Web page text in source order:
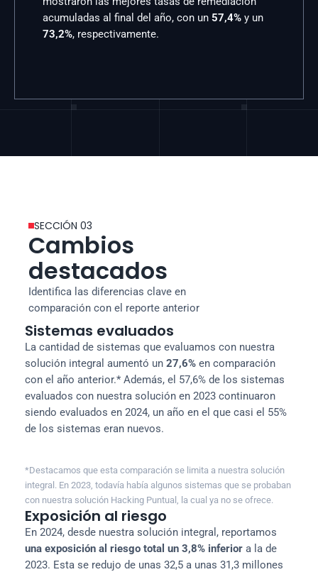
acumuladas al final del año, con un 57,4%
73,2%, respectivamente.
SECCIÓN 03
Cambios
destacados
Identifica las diferencias clave en
comparación con el reporte anterior
Sistemas evaluados
La cantidad de sistemas que evaluamos con nuestra
solución integral aumentó un 27,6% en comparación
con el año anterior.* Además, el 57,6% de los sistemas
evaluados con nuestra solución en 2023 continuaron
siendo evaluados en 2024, un año en el que casi el 55%
de los sistemas eran nuevos.
*Destacamos que esta comparación se limita a nuestra solución
integral. En 2023, todavía había algunos sistemas que se probaban
con nuestra solución Hacking Puntual, la cual ya no se ofrece.
Exposición al riesgo
una exposición al riesgo total un 3,8% inferior a la de
2023. Esta se redujo de unas 32,5 a unas 31,3 millones